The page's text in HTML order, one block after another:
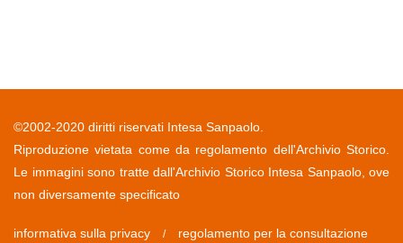
©2002-2020 diritti riservati Intesa Sanpaolo.
Riproduzione vietata come da regolamento dell'Archivio Storico.
Le immagini sono tratte dall'Archivio Storico Intesa Sanpaolo, ove
non diversamente specificato
informativa sulla privacy / regolamento per la consultazione